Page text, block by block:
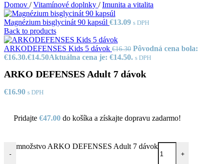
Domov / Vitamínové doplnky / Imunita a vitalita
Magnézium bisglycinát 90 kapsúl €13.09 s DPH
Back to products
ARKODEFENSES Kids 5 dávok €16.30 Pôvodná cena bola:
€16.30.€14.50Aktuálna cena je: €14.50. s DPH
ARKO DEFENSES Adult 7 dávok
€16.90 s DPH
Pridajte €47.00 do košíka a získajte dopravu zadarmo!
-
množstvo ARKO DEFENSES Adult 7 dávok
+